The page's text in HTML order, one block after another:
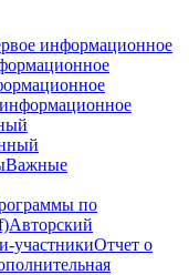
информационное
Важные
по
Авторский
участникиОтчет о